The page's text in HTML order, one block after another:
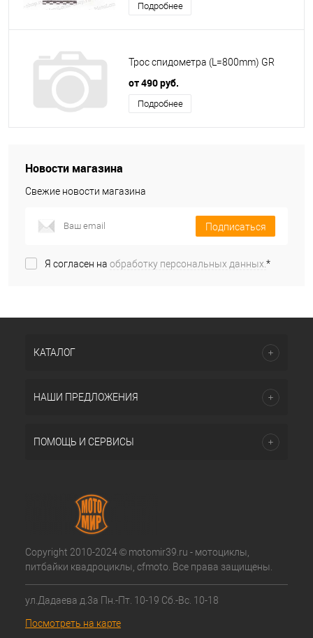
Подробнее
Трос спидометра (L=800mm) GR
от 490 руб.
Подробнее
Новости магазина
Свежие новости магазина
Подписаться
Я согласен на обработку персональных данных.*
КАТАЛОГ
НАШИ ПРЕДЛОЖЕНИЯ
ПОМОЩЬ И СЕРВИСЫ
Copyright 2010-2024 © motomir39.ru - мотоциклы,
питбайки квадроциклы, cfmoto. Все права защищены.
ул.Дадаева д.3а Пн.-Пт. 10-19 Сб.-Вс. 10-18
Посмотреть на карте